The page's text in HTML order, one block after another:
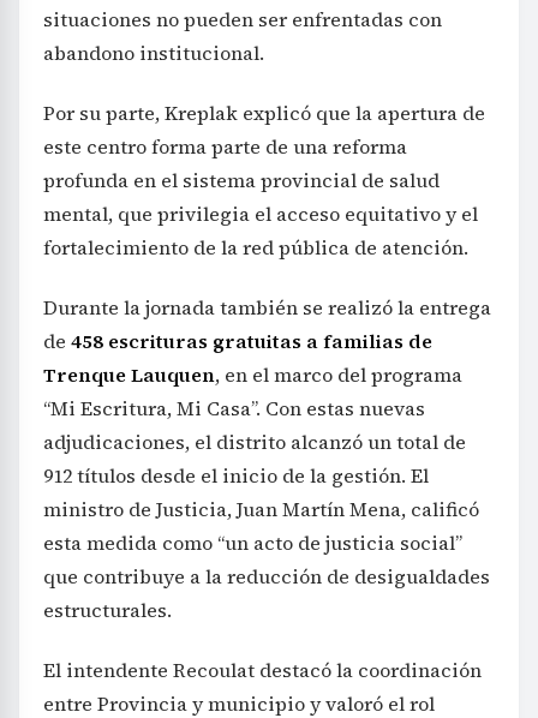
situaciones no pueden ser enfrentadas con
abandono institucional.
Por su parte, Kreplak explicó que la apertura de
este centro forma parte de una reforma
profunda en el sistema provincial de salud
mental, que privilegia el acceso equitativo y el
fortalecimiento de la red pública de atención.
Durante la jornada también se realizó la entrega
de 458 escrituras gratuitas a familias de
Trenque Lauquen, en el marco del programa
“Mi Escritura, Mi Casa”. Con estas nuevas
adjudicaciones, el distrito alcanzó un total de
912 títulos desde el inicio de la gestión. El
ministro de Justicia, Juan Martín Mena, calificó
esta medida como “un acto de justicia social”
que contribuye a la reducción de desigualdades
estructurales.
El intendente Recoulat destacó la coordinación
entre Provincia y municipio y valoró el rol